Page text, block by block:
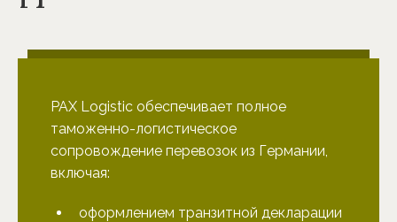
PAX Logistic обеспечивает полное
таможенно-логистическое
сопровождение перевозок из Германии,
включая:
оформлением транзитной декларации